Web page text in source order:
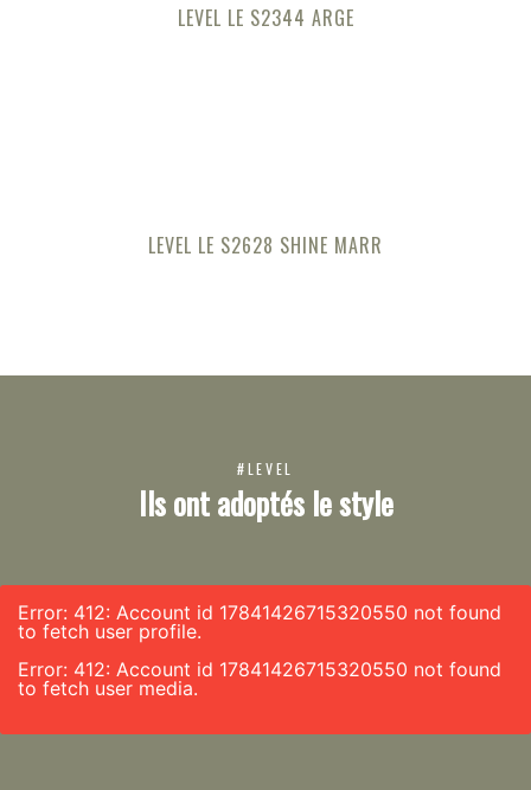
LEVEL LE S2344 ARGE
LEVEL LE S2628 SHINE MARR
#LEVEL
Ils ont adoptés le style
Error: 412: Account id 17841426715320550 not found
to fetch user profile.
Error: 412: Account id 17841426715320550 not found
to fetch user media.